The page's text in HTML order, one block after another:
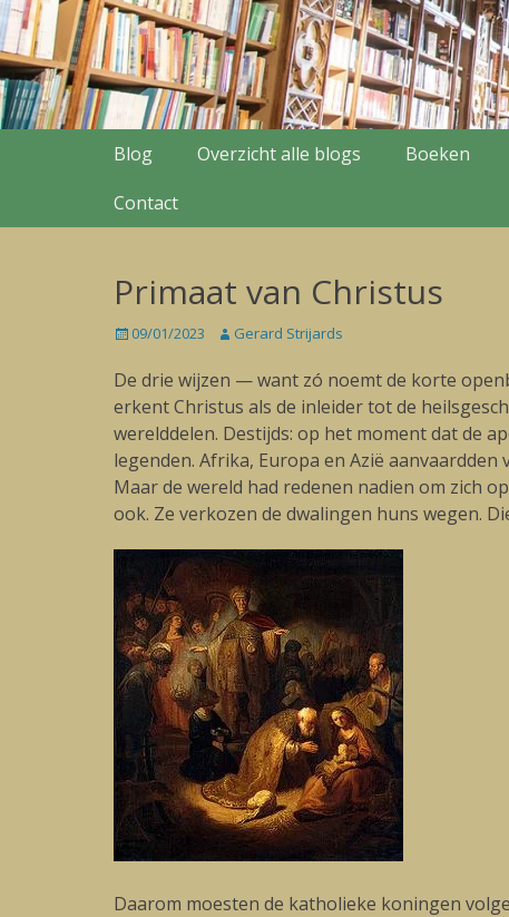
Secondary Menu
Skip
content
Blog Overzicht alle blogs Boeken
Contact
Primaat van Christus
Posted
09/01/2023 Author
Gerard Strijards
De drie wijzen — want zó noemt de korte
erkent Christus als de inleider tot de
werelddelen. Destijds: op het moment dat de
legenden. Afrika, Europa en Azië
Maar de wereld had redenen nadien om zich
ook. Ze verkozen de dwalingen huns wegen.
Daarom moesten de katholieke koningen